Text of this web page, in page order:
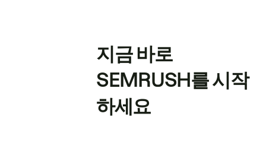
지금 바로
SEMRUSH를 시작
하세요